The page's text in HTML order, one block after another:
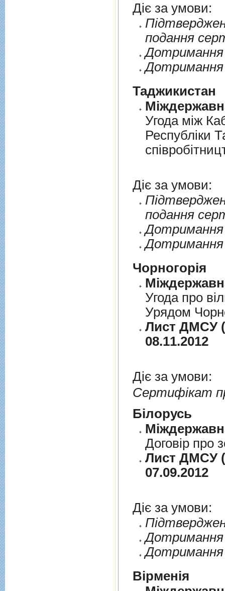
Діє за умови:
подання
Дотримання
Дотримання
Таджикистан
Угода мiж
Республiки
Діє за умови:
подання
Дотримання
Дотримання
Чорногорія
Угода про
Урядом
Лист ДМСУ
08.11.2012
Діє за умови:
Сертифікат
Бiлорусь
Договiр про
Лист ДМСУ
07.09.2012
Діє за умови:
Дотримання
Дотримання
Вірменія